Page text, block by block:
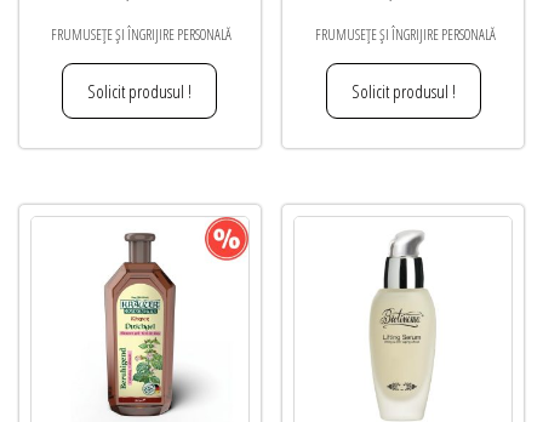
FRUMUSEȚE ȘI ÎNGRIJIRE PERSONALĂ
Solicit produsul !
FRUMUSEȚE ȘI ÎNGRIJIRE PERSONALĂ
Solicit produsul !